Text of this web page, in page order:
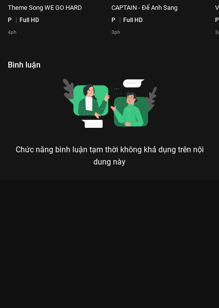
Theme Song WE GO HARD
P Full HD
4ph
CAPTAIN - Để Anh Sang
P Full HD
3ph
P
Bình luận
Chức năng bình luận tạm thời không khả dụng trên nội
dung này